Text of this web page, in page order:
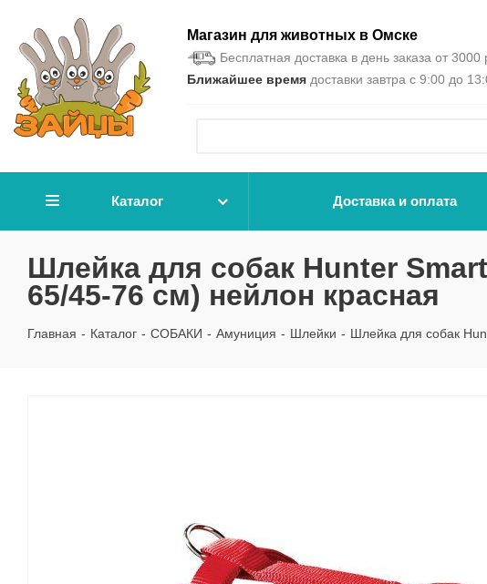
Магазин для животных в Омске
Бесплатная доставка в день заказа от 3000
Ближайшее время доставки завтра с 9:00 до
Каталог Доставка и оплата
Шлейка для собак Hunter
65/45-76 см) нейлон красная
Главная - Каталог - СОБАКИ - Амуниция - Шлейки - Шлейка для собак